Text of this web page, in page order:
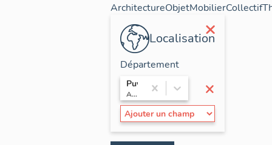
ArchitectureObjetMobilierCollectif
×
Localisation
×
Département
Puy-de-Dôme
Auvergne